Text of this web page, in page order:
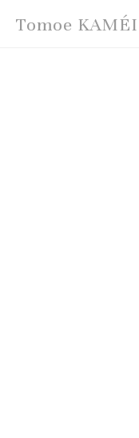
Tomoe KAMÉI